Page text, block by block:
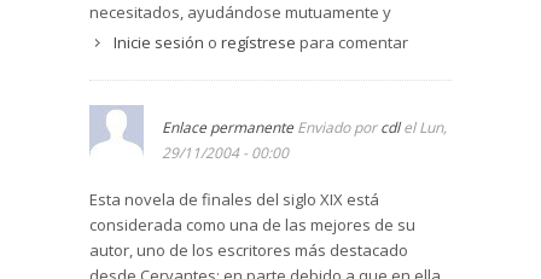
necesitados, ayudándose mutuamente y
acudiendo a subsanar las necesidades más
Por contraste pone de relieve el egoísmo y la
bajeza de los más pudientes que una vez
satisfechas sus necesidades más apremiantes,
en su cicatería, faltan a la justicia y a la caridad
(no hay justicia sin caridad), mostrando una falsa
dignidad por su origen y posición social,
Inicie sesión o regístrese para comentar
Enlace permanente Enviado porcdlel Lun,
29/11/2004 - 00:00
Esta novela de finales del siglo XIX está
considerada como una de las mejores de su
autor, uno de los escritores más destacado